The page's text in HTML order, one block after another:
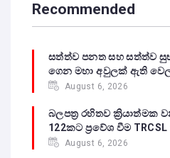
Recommended
සත්ත්ව පනත සහ සත්ත්ව
ගෙන මහා අවුලක් ඇති
August 6, 2026
බලපත්‍ර රහිතව ක්‍රියාත්මක
122කට ප්‍රවේශ වීම
August 6, 2026